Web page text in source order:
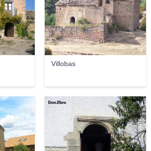
Villobas
Don.Ebro